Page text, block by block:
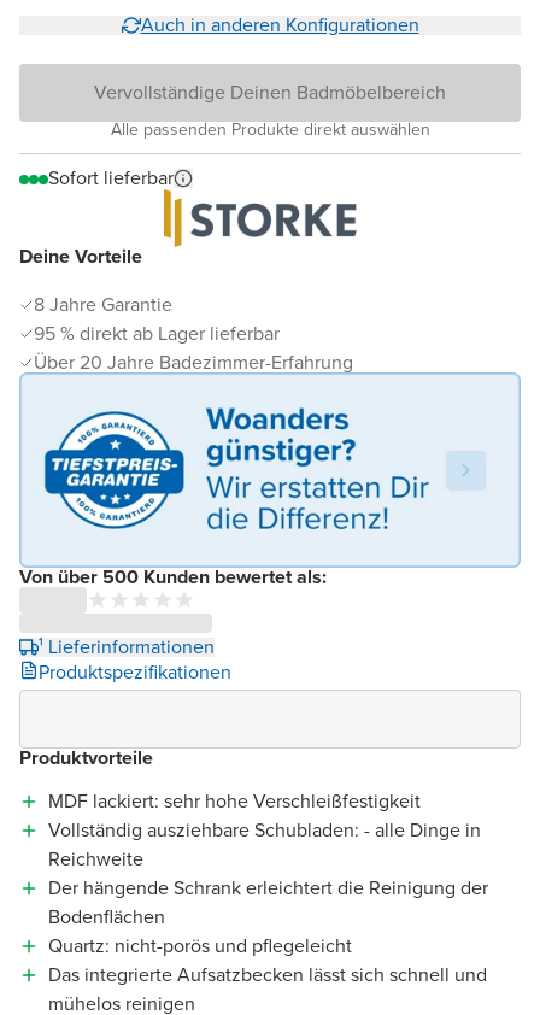
Deine Vorteile
8 Jahre Garantie
95 % direkt ab Lager lieferbar
Über 20 Jahre Badezimmer-Erfahrung
Von über 500 Kunden bewertet als:
¹ Lieferinformationen
Produktspezifikationen
Auch in anderen Konfigurationen
Vervollständige Deinen Badmöbelbereich
Alle passenden Produkte direkt auswählen
Sofort lieferbar
Produktvorteile
MDF lackiert: sehr hohe Verschleißfestigkeit
Vollständig ausziehbare Schubladen: - alle Dinge in
Reichweite
Der hängende Schrank erleichtert die Reinigung der
Bodenflächen
Quartz: nicht-porös und pflegeleicht
Das integrierte Aufsatzbecken lässt sich schnell und
mühelos reinigen